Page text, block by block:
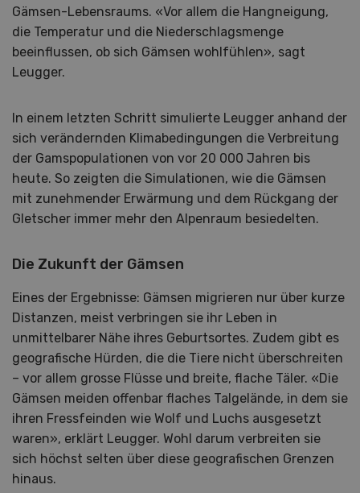
Gämsen-Lebensraums. «Vor allem die Hangneigung,
die Temperatur und die Niederschlagsmenge
beeinflussen, ob sich Gämsen wohlfühlen», sagt
Leugger.
In einem letzten Schritt simulierte Leugger anhand der
sich verändernden Klimabedingungen die Verbreitung
der Gamspopulationen von vor 20 000 Jahren bis
heute. So zeigten die Simulationen, wie die Gämsen
mit zunehmender Erwärmung und dem Rückgang der
Gletscher immer mehr den Alpenraum besiedelten.
Die Zukunft der Gämsen
Eines der Ergebnisse: Gämsen migrieren nur über kurze
Distanzen, meist verbringen sie ihr Leben in
unmittelbarer Nähe ihres Geburtsortes. Zudem gibt es
geografische Hürden, die die Tiere nicht überschreiten
– vor allem grosse Flüsse und breite, flache Täler. «Die
Gämsen meiden offenbar flaches Talgelände, in dem sie
ihren Fressfeinden wie Wolf und Luchs ausgesetzt
waren», erklärt Leugger. Wohl darum verbreiten sie
sich höchst selten über diese geografischen Grenzen
hinaus.